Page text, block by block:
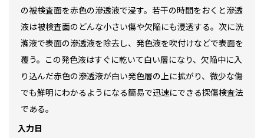
の被検査面を赤色の滲透液で浸す。若干の時間をおくと滲透
液は被検査面のどんな小さい傷や欠陥にも浸透する。次に洗
滌液で表面の滲透液を除去し、発色液を吹付けなどで表面を
覆う。この発色液はすぐに乾いて白い層になり、欠陥中に入
り込んだ赤色の滲透液が白い発色層の上に拡がり、微少な傷
でも鮮明にわかるようになる簡易で迅速にできる探傷検査法
である。
入力日